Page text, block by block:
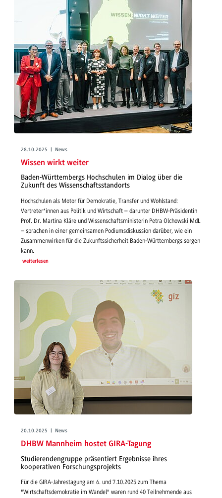
28.10.2025 | News
Wissen wirkt weiter
Baden-Württembergs Hochschulen im Dialog über die
Zukunft des Wissenschaftsstandorts
Hochschulen als Motor für Demokratie, Transfer und Wohlstand:
Vertreter*innen aus Politik und Wirtschaft – darunter DHBW-Präsidentin
Prof. Dr. Martina Kläre und Wissenschaftsministerin Petra Olchowski MdL
– sprachen in einer gemeinsamen Podiumsdiskussion darüber, wie ein
Zusammenwirken für die Zukunftssicherheit Baden-Württembergs sorgen
kann.
weiterlesen
20.10.2025 | News
DHBW Mannheim hostet GIRA-Tagung
Studierendengruppe präsentiert Ergebnisse ihres
kooperativen Forschungsprojekts
Für die GIRA-Jahrestagung am 6. und 7.10.2025 zum Thema
"Wirtschaftsdemokratie im Wandel" waren rund 40 Teilnehmende aus